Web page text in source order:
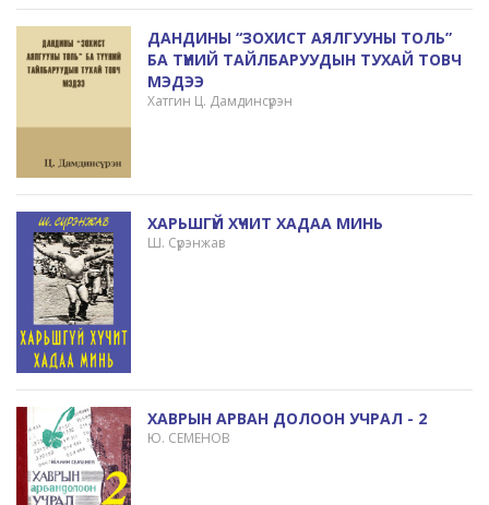
ДАНДИНЫ “ЗОХИСТ АЯЛГУУНЫ ТОЛЬ”
БА ТҮҮНИЙ ТАЙЛБАРУУДЫН ТУХАЙ ТОВЧ
МЭДЭЭ
Хатгин Ц. Дамдинсүрэн
ХАРЬШГҮЙ ХҮЧИТ ХАДАА МИНЬ
Ш. Сүрэнжав
ХАВРЫН АРВАН ДОЛООН УЧРАЛ - 2
Ю. СЕМЕНОВ